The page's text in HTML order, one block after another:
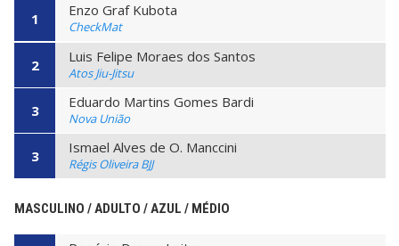
1 Enzo Graf Kubota
CheckMat
2 Luis Felipe Moraes dos Santos
Atos Jiu-Jitsu
3 Eduardo Martins Gomes Bardi
Nova União
3 Ismael Alves de O. Manccini
Régis Oliveira BJJ
MASCULINO / ADULTO / AZUL / MÉDIO